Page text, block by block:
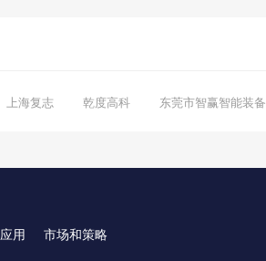
上海复志 乾度高科 东莞市智赢智能装备
应用
市场和策略